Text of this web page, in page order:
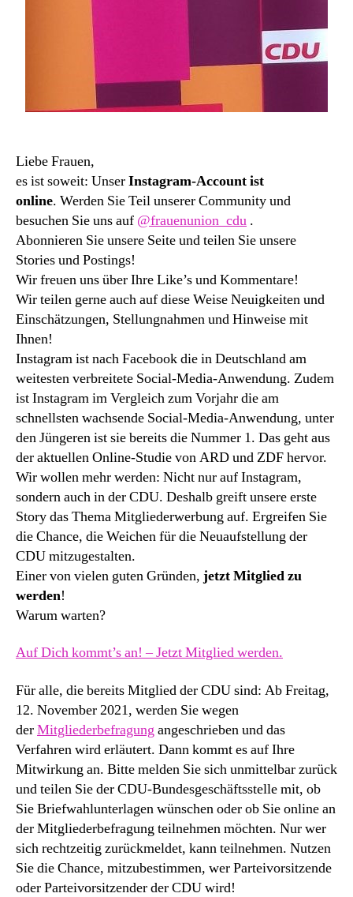
Liebe Frauen,
es ist soweit: UnserInstagram-Account ist
online. Werden Sie Teil unserer Community und
besuchen Sie uns auf @frauenunion_cdu .
Abonnieren Sie unsere Seite und teilen Sie unsere
Stories und Postings!
Wir freuen uns über Ihre Like’s und Kommentare!
Wir teilen gerne auch auf diese Weise Neuigkeiten und
Einschätzungen, Stellungnahmen und Hinweise mit
Ihnen!
Instagram ist nach Facebook die in Deutschland am
weitesten verbreitete Social-Media-Anwendung. Zudem
ist Instagram im Vergleich zum Vorjahr die am
schnellsten wachsende Social-Media-Anwendung, unter
den Jüngeren ist sie bereits die Nummer 1. Das geht aus
der aktuellen Online-Studie von ARD und ZDF hervor.
Wir wollen mehr werden: Nicht nur auf Instagram,
sondern auch in der CDU. Deshalb greift unsere erste
Story das Thema Mitgliederwerbung auf. Ergreifen Sie
die Chance, die Weichen für die Neuaufstellung der
CDU mitzugestalten.
Einer von vielen guten Gründen, jetzt Mitglied zu
werden!
Warum warten?
Auf Dich kommt’s an! – Jetzt Mitglied werden.
Für alle, die bereits Mitglied der CDU sind: Ab Freitag,
12. November 2021, werden Sie wegen
derMitgliederbefragung angeschrieben und das
Verfahren wird erläutert. Dann kommt es auf Ihre
Mitwirkung an. Bitte melden Sie sich unmittelbar zurück
und teilen Sie der CDU-Bundesgeschäftsstelle mit, ob
Sie Briefwahlunterlagen wünschen oder ob Sie online an
der Mitgliederbefragung teilnehmen möchten. Nur wer
sich rechtzeitig zurückmeldet, kann teilnehmen. Nutzen
Sie die Chance, mitzubestimmen, wer Parteivorsitzende
oder Parteivorsitzender der CDU wird!